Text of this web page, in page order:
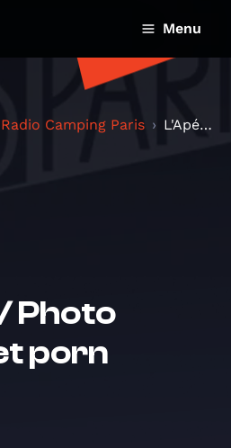
Menu
Radio Camping Paris L'Apéro // Photo érotique et porn
Photo
porn